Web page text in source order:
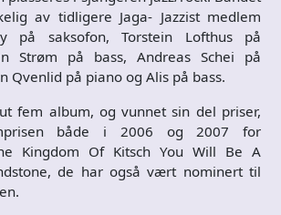
av tidligere Jaga- Jazzist medlem
på saksofon, Torstein Lofthus på
Strøm på bass, Andreas Schei på
Qvenlid på piano og Alis på bass.
fem album, og vunnet sin del priser,
både i 2006 og 2007 for
Kingdom Of Kitsch You Will Be A
de har også vært nominert til